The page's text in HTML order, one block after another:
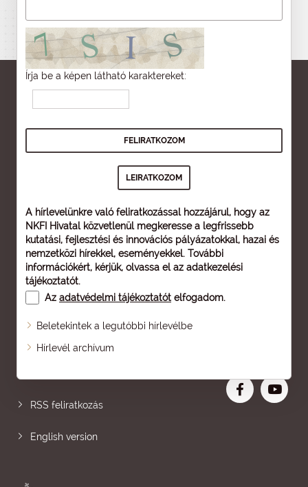
Írja be a képen látható karaktereket:
A hírlevelünkre való feliratkozással hozzájárul, hogy az
NKFI Hivatal közvetlenül megkeresse a legfrissebb
kutatási, fejlesztési és innovációs pályázatokkal, hazai és
nemzetközi hírekkel, eseményekkel. További
információkért, kérjük, olvassa el az adatkezelési
tájékoztatót.
Az adatvédelmi tájékoztatót elfogadom.
Beletekintek a legutóbbi hírlevélbe
Hírlevél archívum
Oldaltérkép
RSS feliratkozás
English version